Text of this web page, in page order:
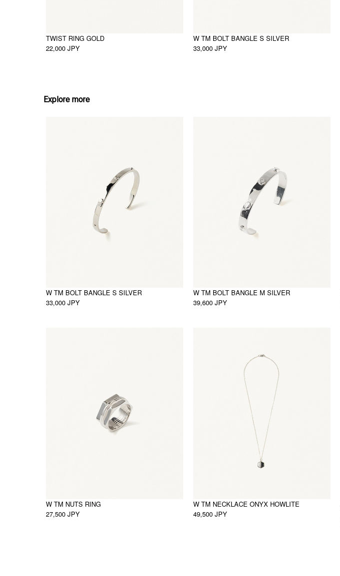
TWIST RING GOLD
22,000 JPY
W TM BOLT BANGLE S SILVER
33,000 JPY
Explore more
W TM BOLT BANGLE S SILVER
33,000 JPY
W TM BOLT BANGLE M SILVER
39,600 JPY
W TM NUTS RING
27,500 JPY
W TM NECKLACE ONYX HOWLITE
49,500 JPY